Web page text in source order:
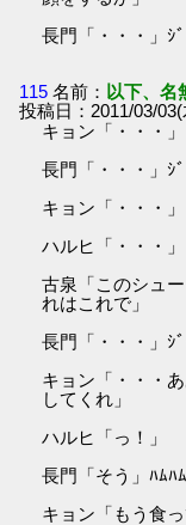
長門「・・・」ｼ
115 名前： 以下、名
投稿日：2011/03/
キョン「・・・」
長門「・・・」ｼ
キョン「・・・」
ハルヒ「・・・」
古泉「このシュ
れはこれで」
長門「・・・」ｼ
キョン「・・・
してくれ」
ハルヒ「っ！」
長門「そう」ﾊﾑﾊﾑ
キョン「もう食